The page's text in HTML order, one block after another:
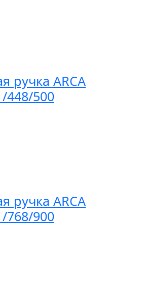
ручка ARCA
448/500
ручка ARCA
768/900